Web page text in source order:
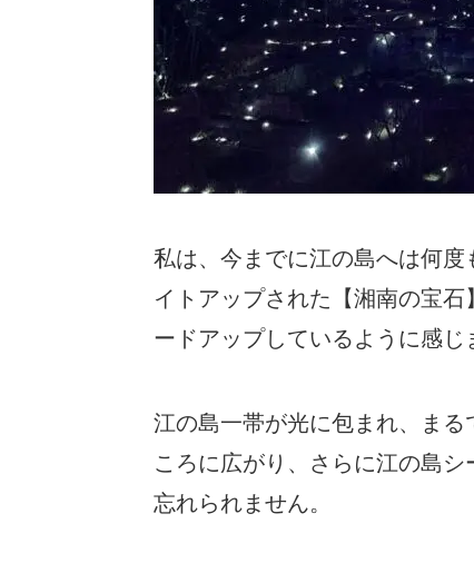
私は、今までに江の島へは何
イトアップされた【湘南の宝
ードアップしているように感じ
江の島一帯が光に包まれ、ま
ころに広がり、さらに江の島
忘れられません。